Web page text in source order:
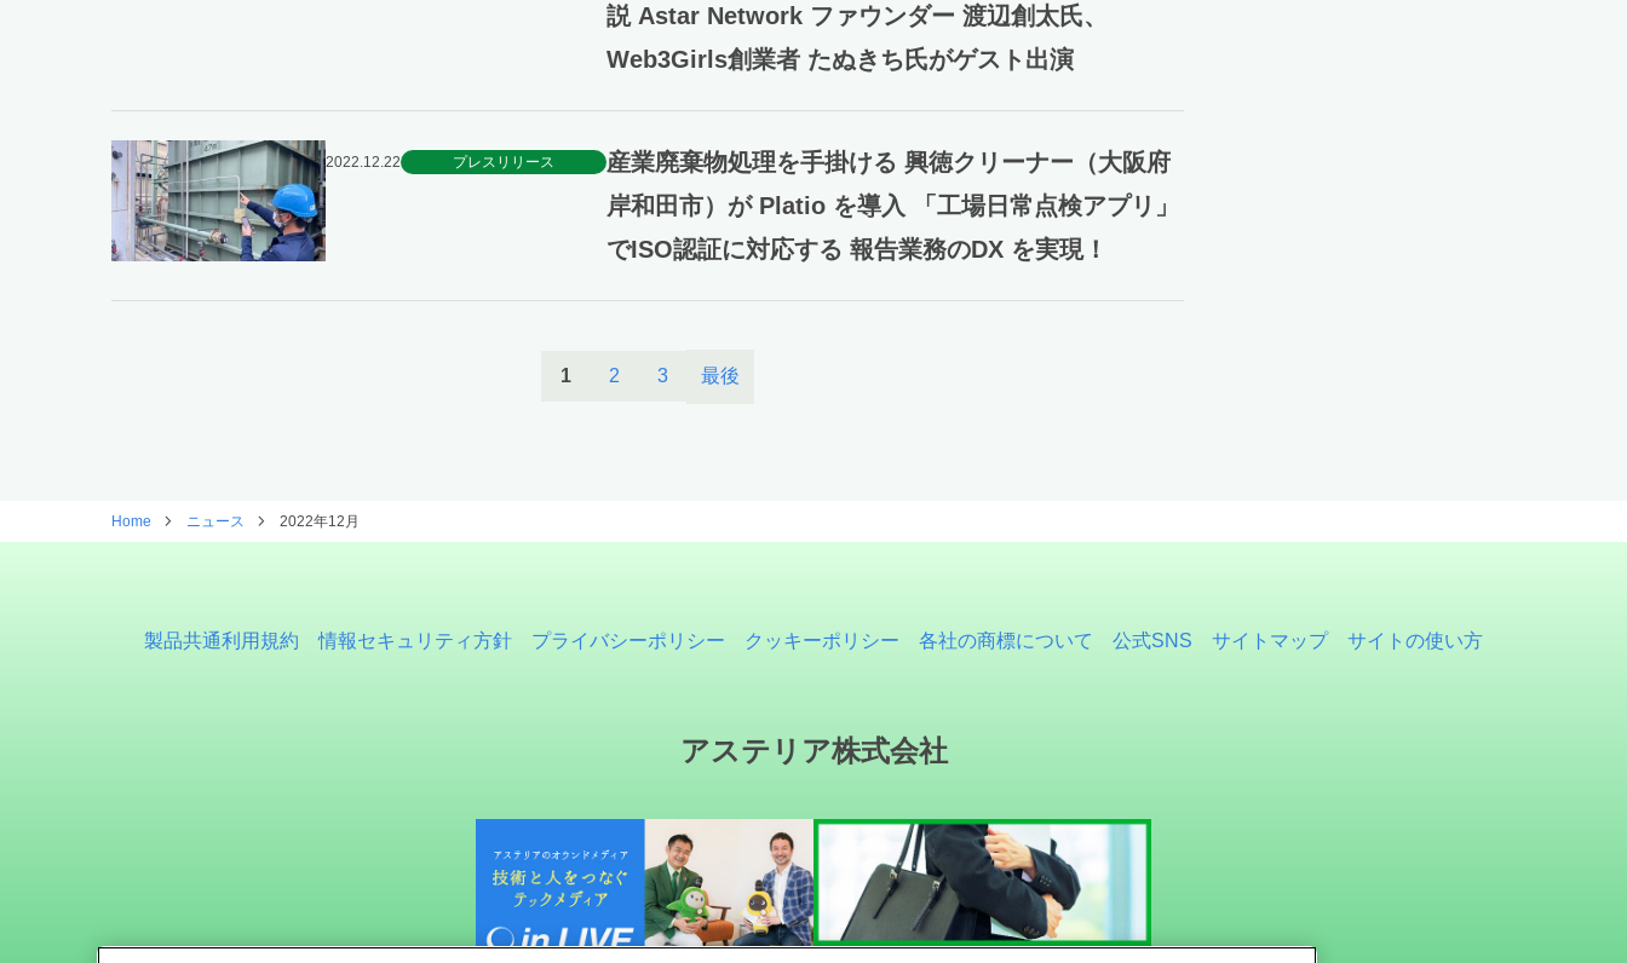
説 Astar Network ファウンダー 渡辺創太氏、
Web3Girls創業者 たぬきち氏がゲスト出演
2022.12.22 プレスリリース
産業廃棄物処理を手掛ける 興徳クリーナー（大阪府
岸和田市）が Platio を導入 「工場日常点検アプリ」
でISO認証に対応する 報告業務のDX を実現！
1 2 3 最後
Home ニュース 2022年12月
製品共通利用規約 情報セキュリティ方針 プライバシーポリシー クッキーポリシー 各社の商標について 公式SNS サイトマップ サイトの使い方
アステリア株式会社